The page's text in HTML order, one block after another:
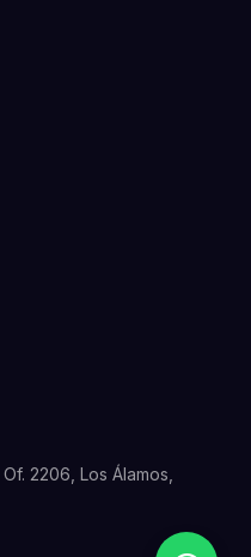
2206, Los Álamos,